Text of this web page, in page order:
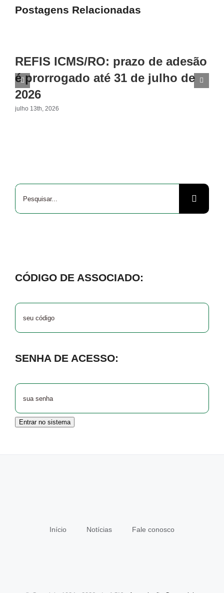
Postagens Relacionadas
REFIS ICMS/RO: prazo de adesão
é prorrogado até 31 de julho de
2026
julho 13th, 2026
Buscar
resultados
CÓDIGO DE ASSOCIADO:
SENHA DE ACESSO:
Entrar no sistema
Início Notícias Fale conosco